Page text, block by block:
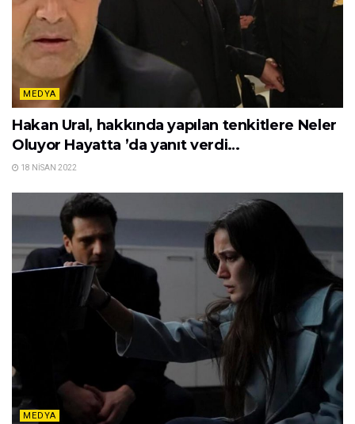
MEDYA
Hakan Ural, hakkında yapılan tenkitlere Neler
Oluyor Hayatta ’da yanıt verdi…
18 NISAN 2022
MEDYA